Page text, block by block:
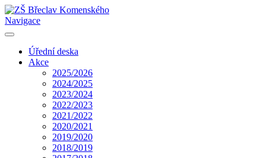
Navigace
Úřední deska
Akce
2025/2026
2024/2025
2023/2024
2022/2023
2021/2022
2020/2021
2019/2020
2018/2019